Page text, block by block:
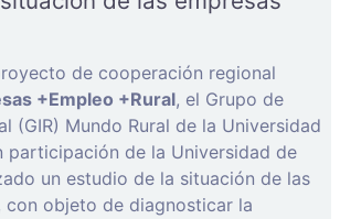
de cooperación regional
+Empleo +Rural, el Grupo de
(GIR) Mundo Rural de la Universidad
participación de la Universidad de
un estudio de la situación de las
con objeto de diagnosticar la